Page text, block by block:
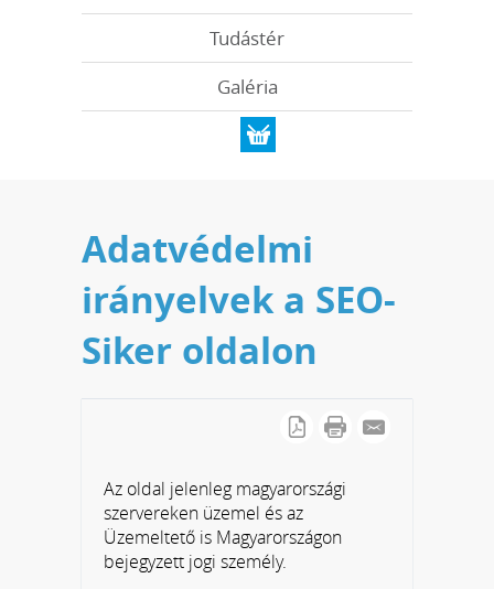
Tudástér
Galéria
Adatvédelmi
irányelvek a SEO-
Siker oldalon
Az oldal jelenleg magyarországi
szervereken üzemel és az
Üzemeltető is Magyarországon
bejegyzett jogi személy.